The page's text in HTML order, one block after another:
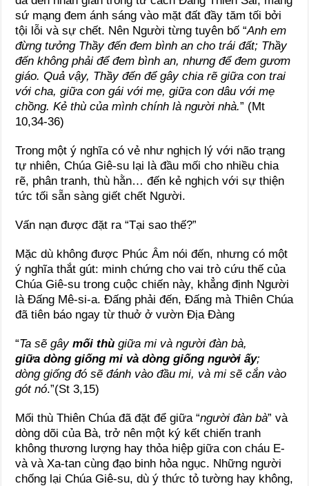
sứ mạng đem ánh sáng vào mặt đất đầy tăm tối bởi
tội lỗi và sự chết. Nên Người từng tuyên bố “Anh em
đừng tưởng Thầy đến đem bình an cho trái đất; Thầy
đến không phải để đem bình an, nhưng để đem gươm
giáo. Quả vậy, Thầy đến để gây chia rẽ giữa con trai
với cha, giữa con gái với mẹ, giữa con dâu với mẹ
chồng. Kẻ thù của mình chính là người nhà.” (Mt
10,34-36)
Trong một ý nghĩa có vẻ như nghịch lý với não trạng
tự nhiên, Chúa Giê-su lại là đầu mối cho nhiều chia
rẽ, phân tranh, thù hằn… đến kẻ nghịch với sự thiện
tức tối sẵn sàng giết chết Người.
Vấn nạn được đặt ra “Tại sao thế?”
Mặc dù không được Phúc Âm nói đến, nhưng có một
ý nghĩa thắt gút: minh chứng cho vai trò cứu thế của
Chúa Giê-su trong cuộc chiến này, khẳng định Người
là Đấng Mê-si-a. Đấng phải đến, Đấng mà Thiên Chúa
đã tiên báo ngay từ thuở ở vườn Địa Đàng
“Ta sẽ gâymối thù giữa mi và người đàn bà,
giữa dòng giống mi và dòng giống người ấy;
dòng giống đó sẽ đánh vào đầu mi, và mi sẽ cắn vào
gót nó.”(St 3,15)
Mối thù Thiên Chúa đã đặt để giữa “người đàn bà” và
dòng dõi của Bà, trở nên một ký kết chiến tranh
không thương lượng hay thỏa hiệp giữa con cháu E-
và và Xa-tan cùng đạo binh hỏa ngục. Những người
chống lại Chúa Giê-su, dù ý thức tỏ tường hay không,